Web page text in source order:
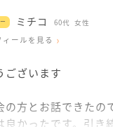
年してきたのに、姉
請求をしてきた。
なりそう。どこに相
況ではありますが、
費用がかかるので預
ですが駄目らしい
てもいないので大し
しれません。最近
開かなくなり、こす
ミチコ 60代 女性
ィールを見る
ございます
の方とお話できたの
良かったです。引き